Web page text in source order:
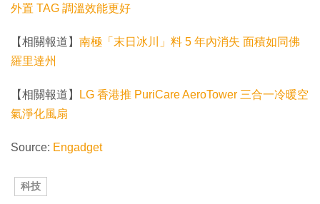
外置 TAG 調溫效能更好
【相關報道】 南極「末日冰川」料 5 年內消失 面積如同佛
羅里達州
【相關報道】
LG 香港推 PuriCare AeroTower 三合一冷暖空
氣淨化風扇
Source: Engadget
科技